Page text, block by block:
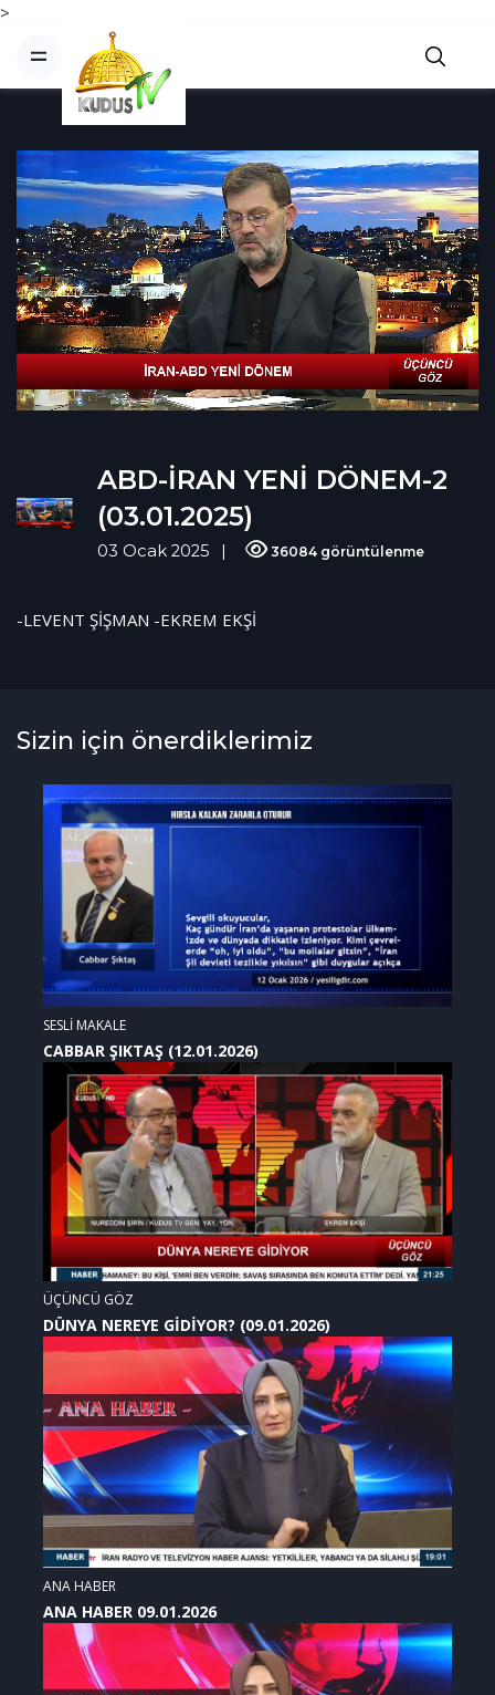
>
ABD-İRAN YENİ DÖNEM-2
(03.01.2025)
03 Ocak 2025 36084 görüntülenme
-LEVENT ŞİŞMAN -EKREM EKŞİ
Sizin için önerdiklerimiz
SESLİ MAKALE
CABBAR ŞIKTAŞ (12.01.2026)
ÜÇÜNCÜ GÖZ
DÜNYA NEREYE GİDİYOR? (09.01.2026)
ANA HABER
ANA HABER 09.01.2026